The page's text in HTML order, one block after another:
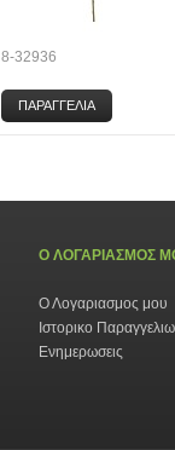
8-32936
ΠΑΡΑΓΓΕΛΙΑ
Ο ΛΟΓΑΡΙΑΣΜΟΣ
Ο Λογαριασμος μου
Ιστορικο
Ενημερωσεις